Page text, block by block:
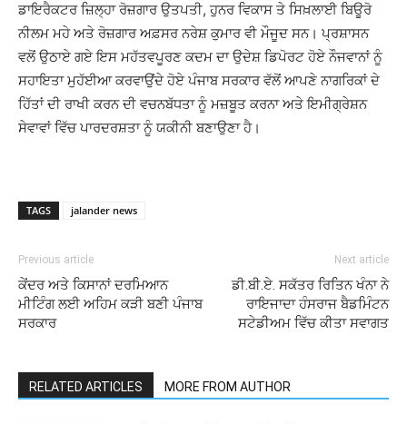
ਡਾਇਰੈਕਟਰ ਜ਼ਿਲ੍ਹਾ ਰੋਜ਼ਗਾਰ ਉਤਪਤੀ, ਹੁਨਰ ਵਿਕਾਸ ਤੇ ਸਿਖ਼ਲਾਈ ਬਿਊਰੋ
ਨੀਲਮ ਮਹੇ ਅਤੇ ਰੋਜ਼ਗਾਰ ਅਫ਼ਸਰ ਨਰੇਸ਼ ਕੁਮਾਰ ਵੀ ਮੌਜੂਦ ਸਨ। ਪ੍ਰਸ਼ਾਸਨ
ਵਲੋਂ ਉਠਾਏ ਗਏ ਇਸ ਮਹੱਤਵਪੂਰਣ ਕਦਮ ਦਾ ਉਦੇਸ਼ ਡਿਪੋਰਟ ਹੋਏ ਨੌਜਵਾਨਾਂ ਨੂੰ
ਸਹਾਇਤਾ ਮੁਹੱਈਆ ਕਰਵਾਉਂਦੇ ਹੋਏ ਪੰਜਾਬ ਸਰਕਾਰ ਵੱਲੋਂ ਆਪਣੇ ਨਾਗਰਿਕਾਂ ਦੇ
ਹਿੱਤਾਂ ਦੀ ਰਾਖੀ ਕਰਨ ਦੀ ਵਚਨਬੱਧਤਾ ਨੂੰ ਮਜ਼ਬੂਤ ਕਰਨਾ ਅਤੇ ਇਮੀਗ੍ਰੇਸ਼ਨ
ਸੇਵਾਵਾਂ ਵਿੱਚ ਪਾਰਦਰਸ਼ਤਾ ਨੂੰ ਯਕੀਨੀ ਬਣਾਉਣਾ ਹੈ।
TAGS jalander news
Previous article
ਕੇਂਦਰ ਅਤੇ ਕਿਸਾਨਾਂ ਦਰਮਿਆਨ
ਮੀਟਿੰਗ ਲਈ ਅਹਿਮ ਕੜੀ ਬਣੀ ਪੰਜਾਬ
ਸਰਕਾਰ
Next article
ਡੀ.ਬੀ.ਏ. ਸਕੱਤਰ ਰਿਤਿਨ ਖੰਨਾ ਨੇ
ਰਾਇਜਾਦਾ ਹੰਸਰਾਜ ਬੈਡਮਿੰਟਨ
ਸਟੇਡੀਅਮ ਵਿੱਚ ਕੀਤਾ ਸਵਾਗਤ
RELATED ARTICLES MORE FROM AUTHOR